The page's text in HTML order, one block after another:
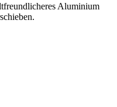
Aluminium